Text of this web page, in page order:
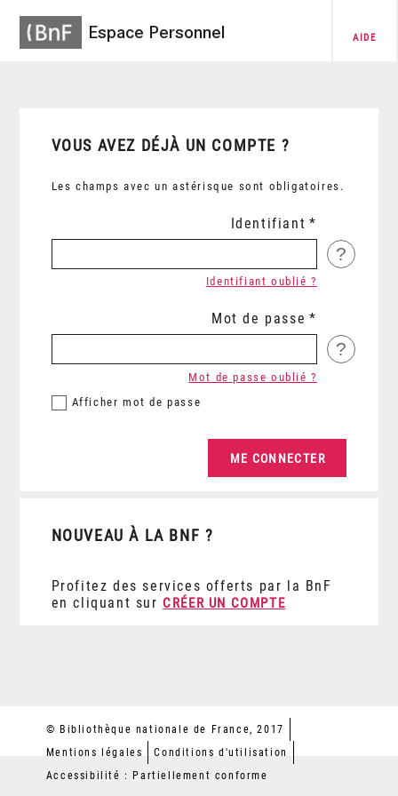
Espace Personnel AIDE
VOUS AVEZ DÉJÀ UN COMPTE ?
Les champs avec un astérisque sont obligatoires.
Identifiant
?
Identifiant oublié ?
Mot de passe
?
Afficher mot de passe
Mot de passe oublié ?
NOUVEAU À LA BNF ?
Profitez des services offerts par la BnF
en cliquant sur CRÉER UN COMPTE
© Bibliothèque nationale de France, 2017
Mentions légales
Conditions d'utilisation
Accessibilité : Partiellement conforme